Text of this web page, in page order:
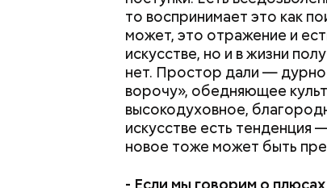
то воспринимает это как
может, это отражение и
искусстве, но и в жизни
нет. Простор дали —
ворочу», обедняющее
высокодуховное,
искусстве есть тенденция
новое тоже может быть